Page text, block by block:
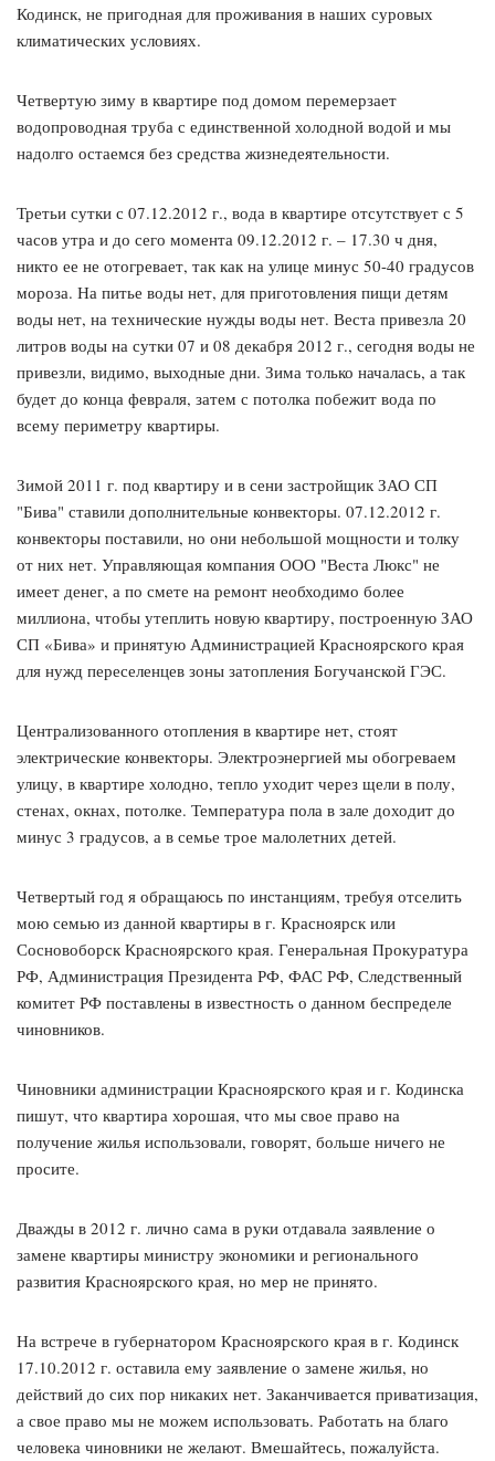
Кодинск, не пригодная для проживания в наших суровых
климатических условиях.
Четвертую зиму в квартире под домом перемерзает
водопроводная труба с единственной холодной водой и мы
надолго остаемся без средства жизнедеятельности.
Третьи сутки с 07.12.2012 г., вода в квартире отсутствует с 5
часов утра и до сего момента 09.12.2012 г. – 17.30 ч дня,
никто ее не отогревает, так как на улице минус 50-40 градусов
мороза. На питье воды нет, для приготовления пищи детям
воды нет, на технические нужды воды нет. Веста привезла 20
литров воды на сутки 07 и 08 декабря 2012 г., сегодня воды не
привезли, видимо, выходные дни. Зима только началась, а так
будет до конца февраля, затем с потолка побежит вода по
всему периметру квартиры.
Зимой 2011 г. под квартиру и в сени застройщик ЗАО СП
"Бива" ставили дополнительные конвекторы. 07.12.2012 г.
конвекторы поставили, но они небольшой мощности и толку
от них нет. Управляющая компания ООО "Веста Люкс" не
имеет денег, а по смете на ремонт необходимо более
миллиона, чтобы утеплить новую квартиру, построенную ЗАО
СП «Бива» и принятую Администрацией Красноярского края
для нужд переселенцев зоны затопления Богучанской ГЭС.
Централизованного отопления в квартире нет, стоят
электрические конвекторы. Электроэнергией мы обогреваем
улицу, в квартире холодно, тепло уходит через щели в полу,
стенах, окнах, потолке. Температура пола в зале доходит до
минус 3 градусов, а в семье трое малолетних детей.
Четвертый год я обращаюсь по инстанциям, требуя отселить
мою семью из данной квартиры в г. Красноярск или
Сосновоборск Красноярского края. Генеральная Прокуратура
РФ, Администрация Президента РФ, ФАС РФ, Следственный
комитет РФ поставлены в известность о данном беспределе
чиновников.
Чиновники администрации Красноярского края и г. Кодинска
пишут, что квартира хорошая, что мы свое право на
получение жилья использовали, говорят, больше ничего не
просите.
Дважды в 2012 г. лично сама в руки отдавала заявление о
замене квартиры министру экономики и регионального
развития Красноярского края, но мер не принято.
На встрече в губернатором Красноярского края в г. Кодинск
17.10.2012 г. оставила ему заявление о замене жилья, но
действий до сих пор никаких нет. Заканчивается приватизация,
а свое право мы не можем использовать. Работать на благо
человека чиновники не желают. Вмешайтесь, пожалуйста.